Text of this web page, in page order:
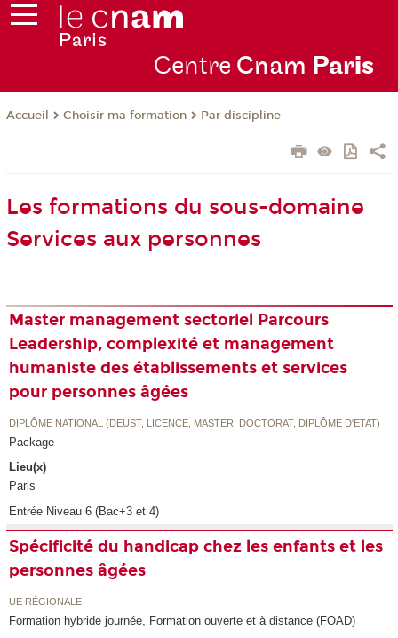
Centre Cnam Paris
Accueil Choisir ma formation Par discipline
Les formations du sous-domaine
Services aux personnes
Master management sectoriel Parcours
Leadership, complexité et management
humaniste des établissements et services
pour personnes âgées
DIPLÔME NATIONAL (DEUST, LICENCE, MASTER, DOCTORAT, DIPLÔME D'ETAT)
Package
Lieu(x)
Paris
Entrée Niveau 6 (Bac+3 et 4)
Spécificité du handicap chez les enfants et les
personnes âgées
UE RÉGIONALE
Formation hybride journée, Formation ouverte et à distance (FOAD)